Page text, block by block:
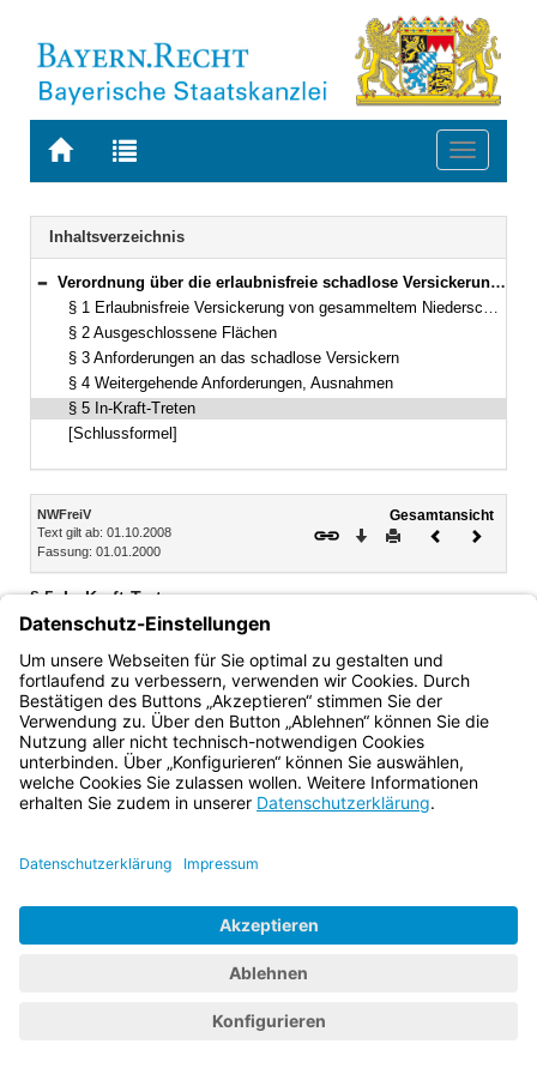
Zur
BAYERN.RECHT
Zur
letzten
Suche
Toggle
Navigation
Inhaltsverzeichnis
Bereich reduzieren
Verordnung über die erlaubnisfreie schadlose Versickerung von gesammeltem Niederschlagswasser (Niederschlagswasserfreistellungsverordnung – NWFreiV) Vom 1. Januar 2000 (GVBl. S. 30) BayRS 753-1-18-U (§§ 1–5)
§ 1 Erlaubnisfreie Versickerung von gesammeltem Niederschlagswasser
§ 2 Ausgeschlossene Flächen
§ 3 Anforderungen an das schadlose Versickern
§ 4 Weitergehende Anforderungen, Ausnahmen
§ 5 In-Kraft-Treten
[Schlussformel]
Inhalt
NWFreiV
Text gilt ab: 01.10.2008
Fassung: 01.01.2000
Gesamtansicht
Download
DruckenVorheriges
§ 5 In-Kraft-Treten
Diese Verordnung tritt am 1. Februar 2000 in Kraft.
Bayern.de
BayernPortal
Datenschutz
Impressum